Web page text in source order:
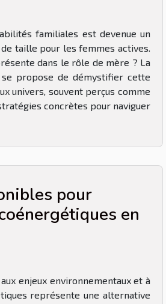
familiales est devenue un
taille pour les femmes actives.
dans le rôle de mère ? La
propose de démystifier cette
univers, souvent perçus comme
concrètes pour naviguer
pour
en
enjeux environnementaux et à
représente une alternative